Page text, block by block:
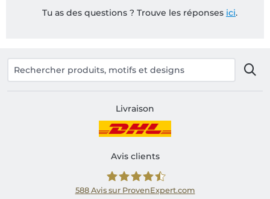
Tu as des questions ? Trouve les réponses ici.
Livraison
Avis clients
588 Avis sur ProvenExpert.com